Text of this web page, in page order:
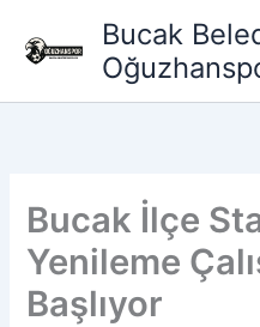
atla
Bucak
Bucak İlçe
Yenileme
Başlıyor